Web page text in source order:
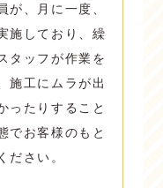
が、月に一度、
施しており、繰
タッフが作業を
施工にムラが出
ったりすること
でお客様のもと
ださい。